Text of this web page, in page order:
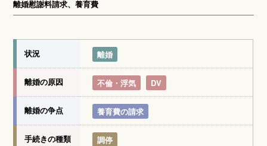
離婚慰謝料請求、養育費
状況 離婚
離婚の原因 不倫・浮気 DV
離婚の争点 養育費の請求
手続きの種類 調停